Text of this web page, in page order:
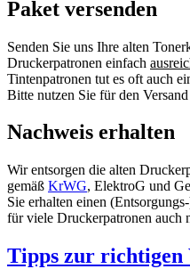
Paket versenden
Senden Sie uns Ihre alten
Druckerpatronen einfach
Tintenpatronen tut es oft auch
Bitte nutzen Sie für den Versand
Nachweis erhalten
Wir entsorgen die alten
gemäß KrWG, ElektroG und
Sie erhalten einen
für viele Druckerpatronen auch
Tipps zur richtigen